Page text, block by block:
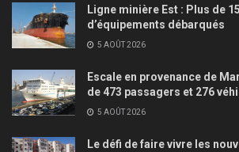
Ligne minière Est : Plus de
d’équipements débarqués
5 AOÛT 2026
Escale en provenance de
de 473 passagers et 276
5 AOÛT 2026
Le défi de faire vivre les